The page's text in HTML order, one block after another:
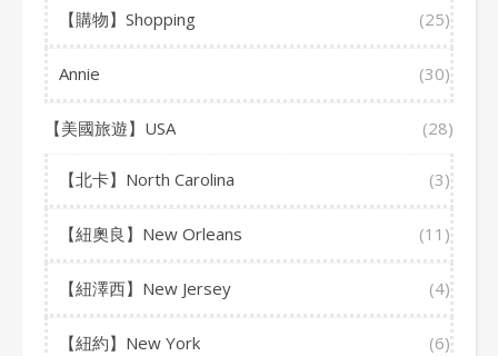
【購物】Shopping (25)
Annie (30)
【美國旅遊】USA (28)
【北卡】North Carolina (3)
【紐奧良】New Orleans (11)
【紐澤西】New Jersey (4)
【紐約】New York (6)